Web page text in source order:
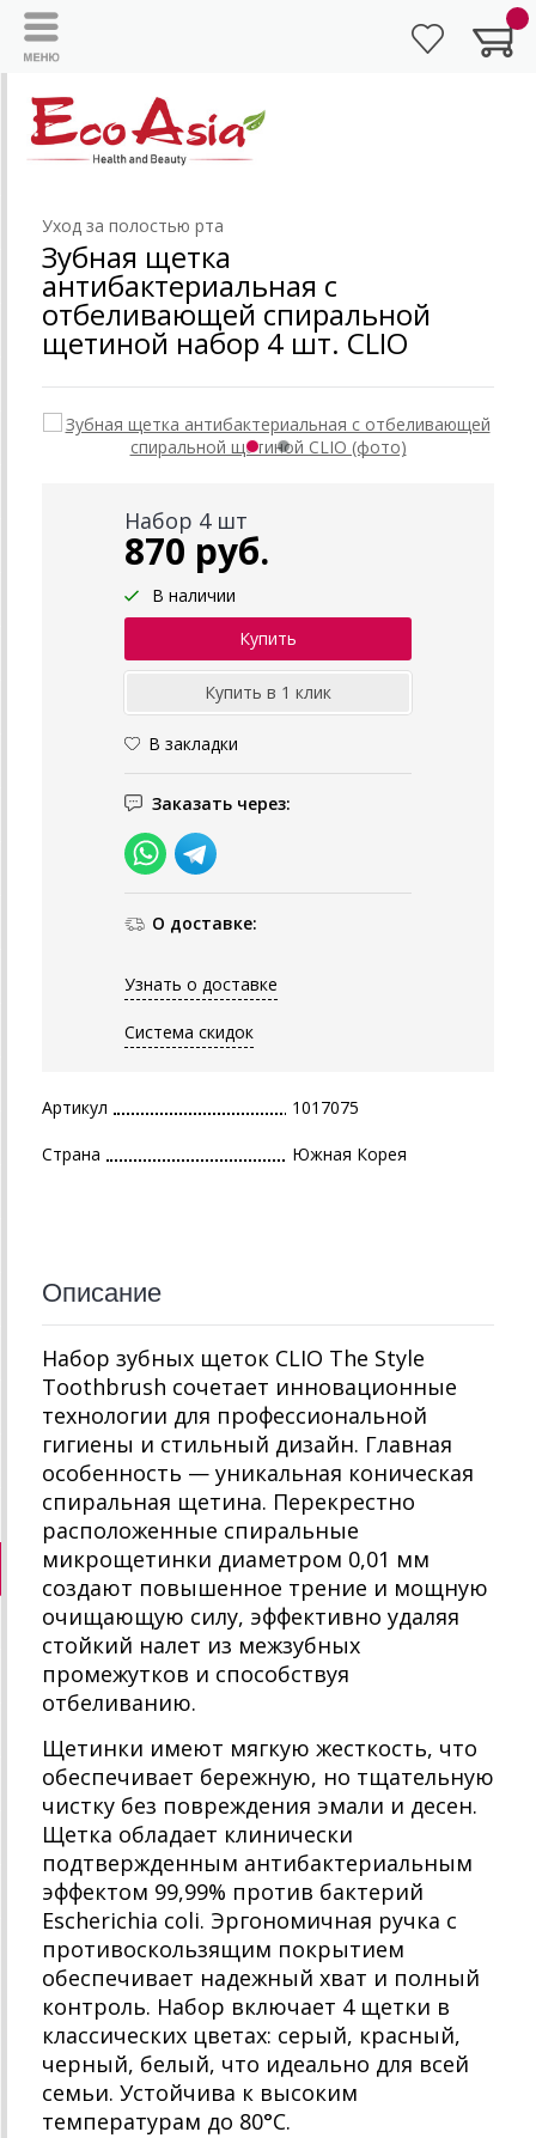
Уход за полостью рта
Зубная щетка
антибактериальная с
отбеливающей спиральной
щетиной набор 4 шт. CLIO
Набор 4 шт
870 руб.
В наличии
В закладки
Заказать через:
О доставке:
Узнать о доставке
Система скидок
Артикул 1017075
Страна Южная Корея
Описание
Набор зубных щеток CLIO The Style
Toothbrush сочетает инновационные
технологии для профессиональной
гигиены и стильный дизайн. Главная
особенность — уникальная коническая
спиральная щетина. Перекрестно
расположенные спиральные
микрощетинки диаметром 0,01 мм
создают повышенное трение и мощную
очищающую силу, эффективно удаляя
стойкий налет из межзубных
промежутков и способствуя
отбеливанию.
Щетинки имеют мягкую жесткость, что
обеспечивает бережную, но тщательную
чистку без повреждения эмали и десен.
Щетка обладает клинически
подтвержденным антибактериальным
эффектом 99,99% против бактерий
Escherichia coli. Эргономичная ручка с
противоскользящим покрытием
обеспечивает надежный хват и полный
контроль. Набор включает 4 щетки в
классических цветах: серый, красный,
черный, белый, что идеально для всей
семьи. Устойчива к высоким
температурам до 80°C.